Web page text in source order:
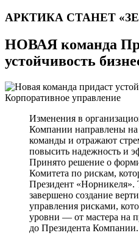
АРКТИКА СТАНЕТ
НОВАЯ команда
устойчивость
Корпоративное управление
Изменения в
Компании направлены
команды и отражают
повысить надежность и
Принято решение о
Комитета по рискам,
Президент «Норникеля».
завершено создание
управления рисками,
уровни — от мастера на
до Президента Компании.